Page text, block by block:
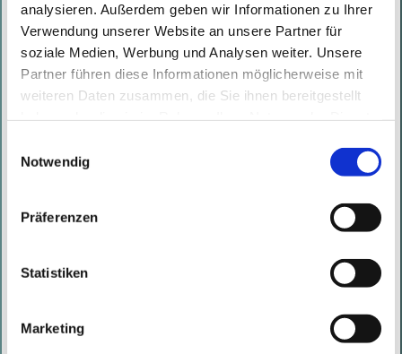
analysieren. Außerdem geben wir Informationen zu Ihrer
Verwendung unserer Website an unsere Partner für
soziale Medien, Werbung und Analysen weiter. Unsere
Partner führen diese Informationen möglicherweise mit
weiteren Daten zusammen, die Sie ihnen bereitgestellt
Einwilligung nicht nur von uns, sondern auch von
Drittanbietern Daten verarbeitet, die ihren Sitz teilweise in
Notwendig
Präferenzen
Statistiken
Marketing
Increased attacks with malware:
why attackers are targeting
industrial companies from Upper
Austria, how the perpetrators
proceed and what the best
Read More
28th, 2023
Nobody is immune to cyber attacks.